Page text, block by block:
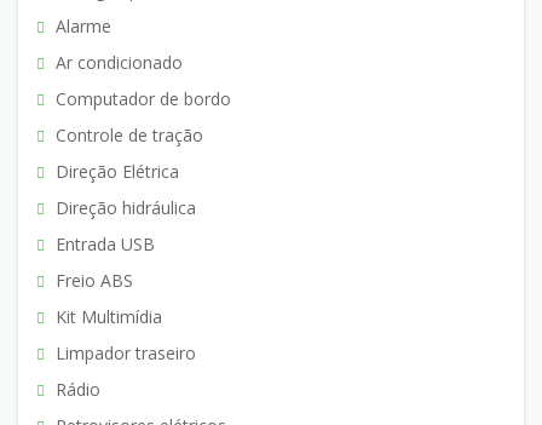
Alarme
Ar condicionado
Computador de bordo
Controle de tração
Direção Elétrica
Direção hidráulica
Entrada USB
Freio ABS
Kit Multimídia
Limpador traseiro
Rádio